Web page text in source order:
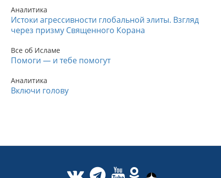
Аналитика
Истоки агрессивности глобальной элиты. Взгляд
через призму Священного Корана
Все об Исламе
Помоги — и тебе помогут
Аналитика
Включи голову